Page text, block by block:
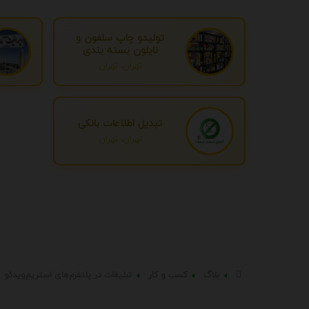
تولیدو چاپ سلفون و
نایلون بسته بندی
تهران، تهران
تبدیل اطلاعات بانکی
تهران، تهران